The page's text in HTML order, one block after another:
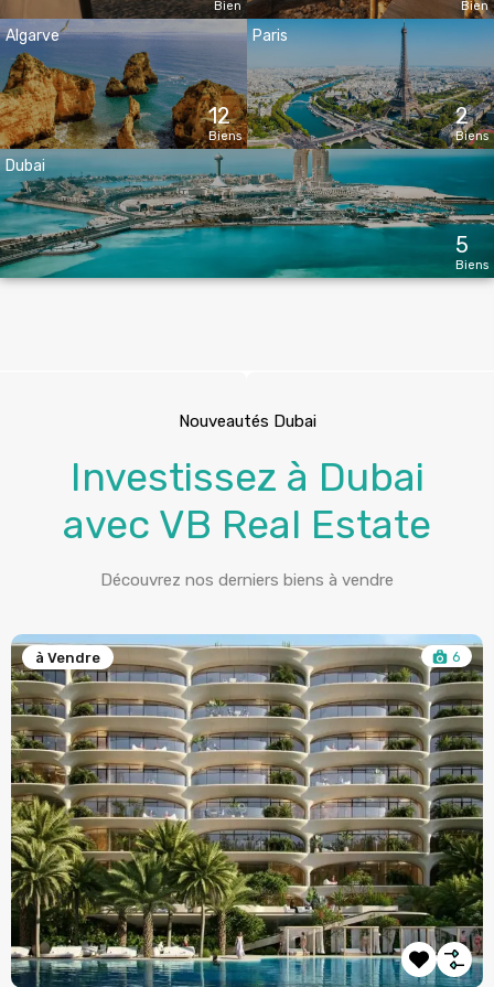
Bien Bien
Algarve
12
Biens
Paris
2
Biens
Dubai
5
Biens
Nouveautés Dubai
Investissez à Dubai
avec VB Real Estate
Découvrez nos derniers biens à vendre
à Vendre 6